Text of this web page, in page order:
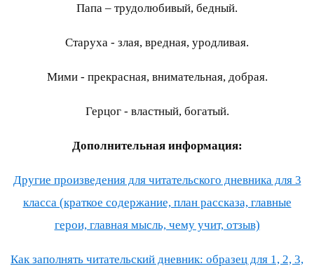
Папа – трудолюбивый, бедный.
Старуха - злая, вредная, уродливая.
Мими - прекрасная, внимательная, добрая.
Герцог - властный, богатый.
Дополнительная информация:
Другие произведения для читательского дневника для 3
класса (краткое содержание, план рассказа, главные
герои, главная мысль, чему учит, отзыв)
Как заполнять читательский дневник: образец для 1, 2, 3,